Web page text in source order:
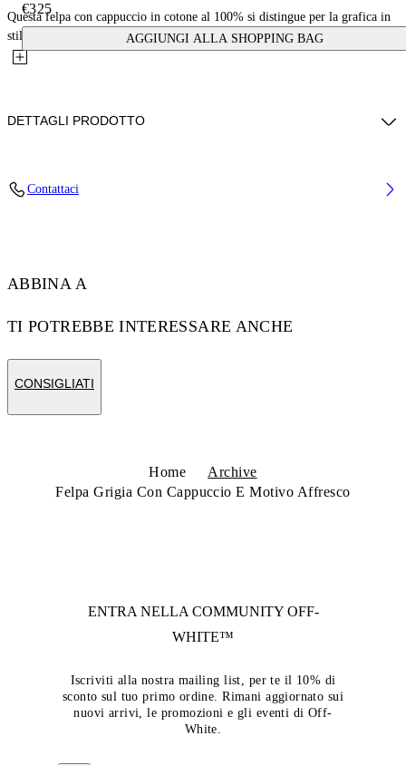
€325
AGGIUNGI ALLA SHOPPING BAG
Questa felpa con cappuccio in cotone al 100% si distingue per la grafica in
stile affresco sul davanti. Il capo presenta una...
DETTAGLI PRODOTTO
Fianchi: 93 Cm
Contattaci
ABBINA A
TI POTREBBE INTERESSARE ANCHE
CONSIGLIATI
Home
Archive
Felpa Grigia Con Cappuccio E Motivo Affresco
ENTRA NELLA COMMUNITY OFF-
WHITE™
Iscriviti alla nostra mailing list, per te il 10% di
sconto sul tuo primo ordine. Rimani aggiornato sui
nuovi arrivi, le promozioni e gli eventi di Off-
White.